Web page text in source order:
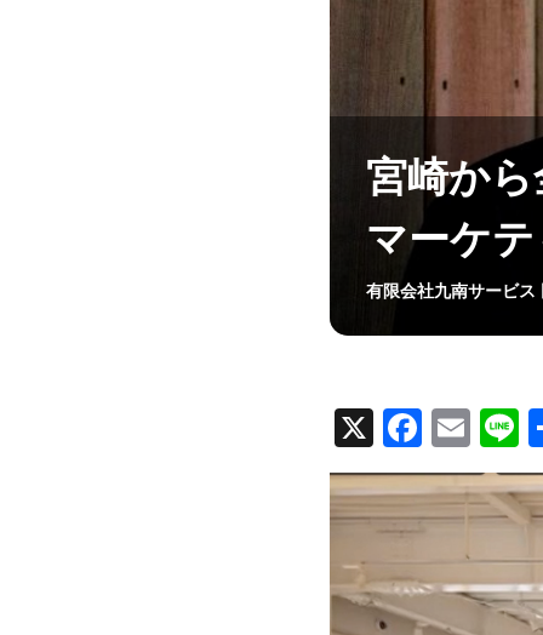
宮崎か
マーケ
有限会社九南サービス
X
F
a
c
e
b
o
E
m
ail
n
e
動
画
ー
ヤ
ー